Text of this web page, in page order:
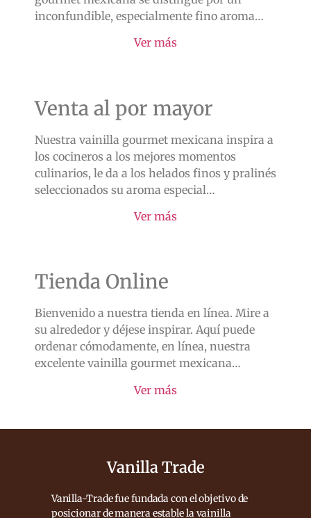
inconfundible, especialmente fino aroma…
Ver más
Venta al por mayor
Nuestra vainilla gourmet mexicana inspira a
los cocineros a los mejores momentos
culinarios, le da a los helados finos y pralinés
seleccionados su aroma especial…
Ver más
Tienda Online
Bienvenido a nuestra tienda en línea. Mire a
su alrededor y déjese inspirar. Aquí puede
ordenar cómodamente, en línea, nuestra
excelente vainilla gourmet mexicana…
Ver más
Vanilla Trade
Vanilla-Trade fue fundada con el objetivo de
posicionar de manera estable la vainilla